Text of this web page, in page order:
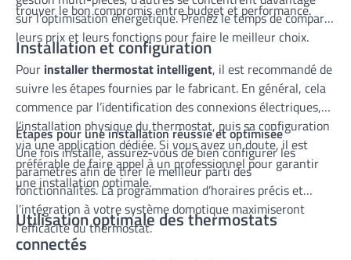
trouver le bon compromis entre budget et performance.
sur l’optimisation énergétique. Prenez le temps de comparer
leurs prix et leurs fonctions pour faire le meilleur choix.
Installation et configuration
Pour installer thermostat intelligent, il est recommandé de
suivre les étapes fournies par le fabricant. En général, cela
commence par l’identification des connexions électriques,
l’installation physique du thermostat, puis sa configuration
via une application dédiée. Si vous avez un doute, il est
préférable de faire appel à un professionnel pour garantir
une installation optimale.
Étapes pour une installation réussie et optimisée
Une fois installé, assurez-vous de bien configurer les
paramètres afin de tirer le meilleur parti des
fonctionnalités. La programmation d’horaires précis et
l’intégration à votre système domotique maximiseront
l’efficacité du thermostat.
Utilisation optimale des thermostats
connectés